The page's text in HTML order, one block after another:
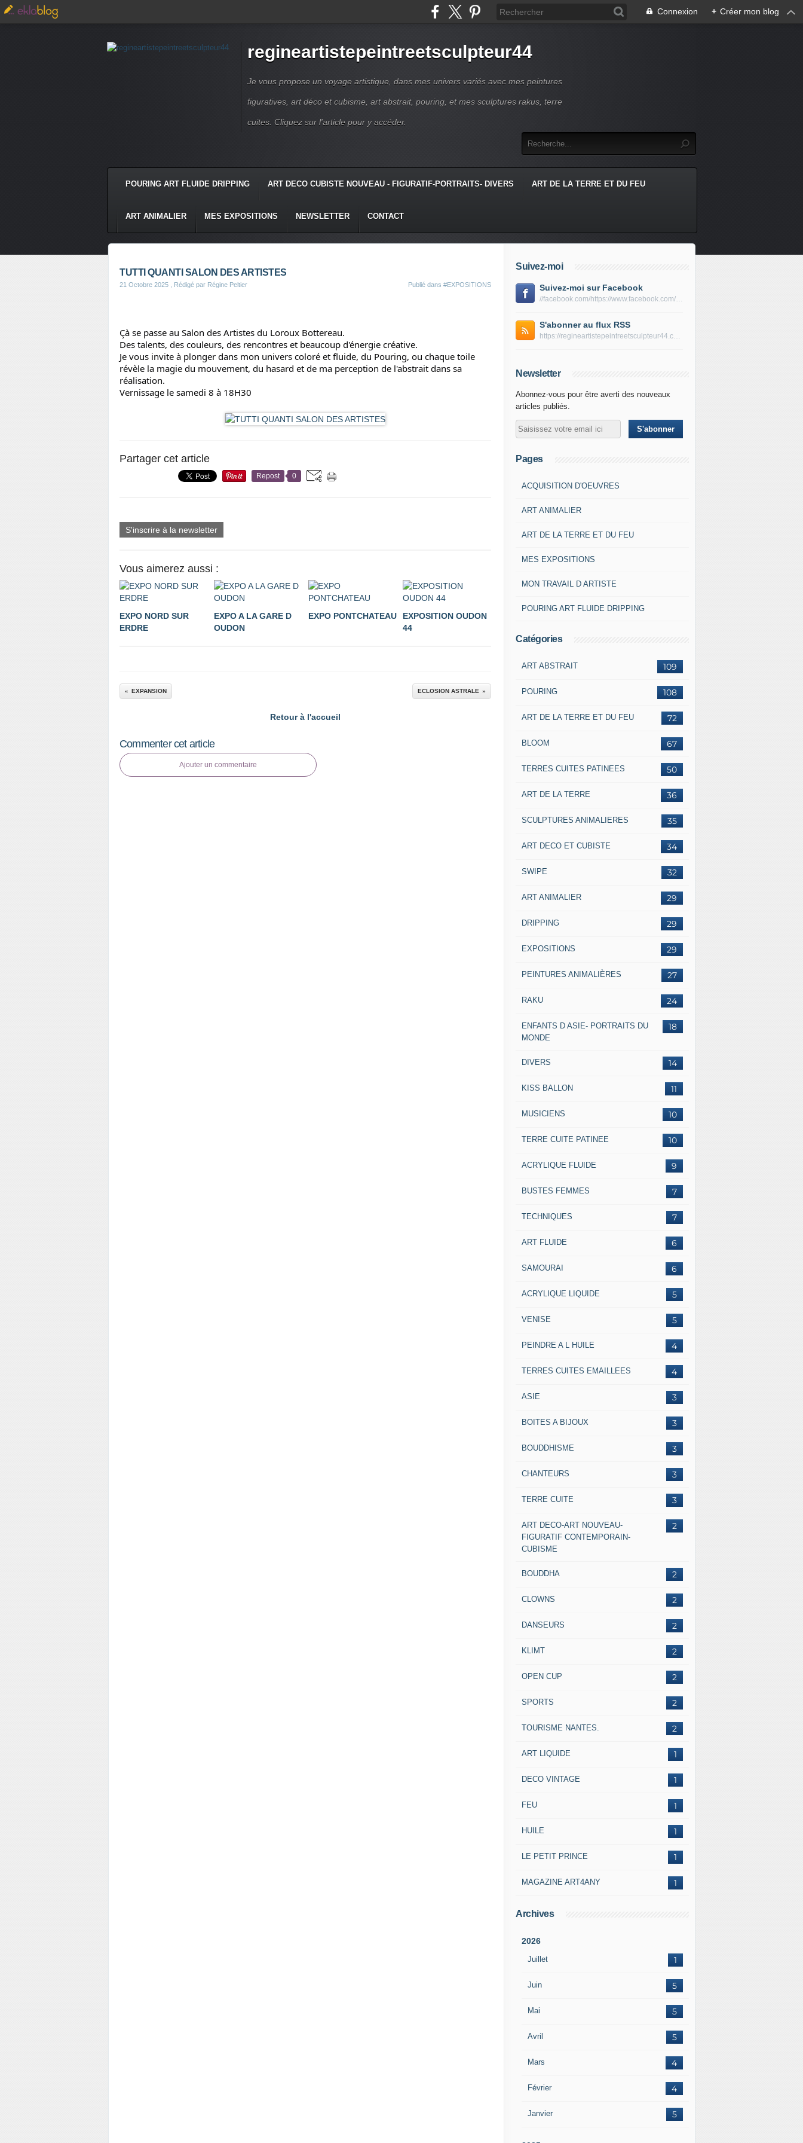
Connexion + Créer mon blog
regineartistepeintreetsculpteur44
Je vous propose un voyage artistique, dans mes univers variés avec mes peintures
figuratives, art déco et cubisme, art abstrait, pouring, et mes sculptures rakus, terre
cuites. Cliquez sur l'article pour y accéder.
POURING ART FLUIDE DRIPPING ART DECO CUBISTE NOUVEAU - FIGURATIF-PORTRAITS- DIVERS ART DE LA TERRE ET DU FEU
ART ANIMALIER MES EXPOSITIONS NEWSLETTER CONTACT
TUTTI QUANTI SALON DES ARTISTES
21 Octobre 2025 , Rédigé par Régine Peltier Publié dans #EXPOSITIONS
Çà se passe au Salon des Artistes du Loroux Bottereau.
Des talents, des couleurs, des rencontres et beaucoup d'énergie créative.
Je vous invite à plonger dans mon univers coloré et fluide, du Pouring, ou chaque toile
révèle la magie du mouvement, du hasard et de ma perception de l'abstrait dans sa
réalisation.
Vernissage le samedi 8 à 18H30
Partager cet article
Repost 0
S'inscrire à la newsletter
Vous aimerez aussi :
EXPO NORD SUR
ERDRE
EXPO A LA GARE D
OUDON
EXPO PONTCHATEAU
EXPOSITION OUDON
44
EXPANSION ECLOSION ASTRALE
Retour à l'accueil
Commenter cet article
Ajouter un commentaire
Suivez-moi
Suivez-moi sur Facebook
//facebook.com/https://www.facebook.com/peltierregine
S'abonner au flux RSS
https://regineartistepeintreetsculpteur44.com/rss
Newsletter
Abonnez-vous pour être averti des nouveaux
articles publiés.
Pages
ACQUISITION D'OEUVRES
ART ANIMALIER
ART DE LA TERRE ET DU FEU
MES EXPOSITIONS
MON TRAVAIL D ARTISTE
POURING ART FLUIDE DRIPPING
Catégories
109
ART ABSTRAIT
108
POURING
72
ART DE LA TERRE ET DU FEU
67
BLOOM
50
TERRES CUITES PATINEES
36
ART DE LA TERRE
35
SCULPTURES ANIMALIERES
34
ART DECO ET CUBISTE
32
SWIPE
29
ART ANIMALIER
29
DRIPPING
29
EXPOSITIONS
27
PEINTURES ANIMALIÈRES
24
RAKU
18
ENFANTS D ASIE- PORTRAITS DU
MONDE
14
DIVERS
11
KISS BALLON
10
MUSICIENS
10
TERRE CUITE PATINEE
9
ACRYLIQUE FLUIDE
7
BUSTES FEMMES
7
TECHNIQUES
6
ART FLUIDE
6
SAMOURAI
5
ACRYLIQUE LIQUIDE
5
VENISE
4
PEINDRE A L HUILE
4
TERRES CUITES EMAILLEES
3
ASIE
3
BOITES A BIJOUX
3
BOUDDHISME
3
CHANTEURS
3
TERRE CUITE
2
ART DECO-ART NOUVEAU-
FIGURATIF CONTEMPORAIN-
CUBISME
2
BOUDDHA
2
CLOWNS
2
DANSEURS
2
KLIMT
2
OPEN CUP
2
SPORTS
2
TOURISME NANTES.
1
ART LIQUIDE
1
DECO VINTAGE
1
FEU
1
HUILE
1
LE PETIT PRINCE
1
MAGAZINE ART4ANY
Archives
2026
Juillet 1
Juin 5
Mai 5
Avril 5
Mars 4
Février 4
Janvier 5